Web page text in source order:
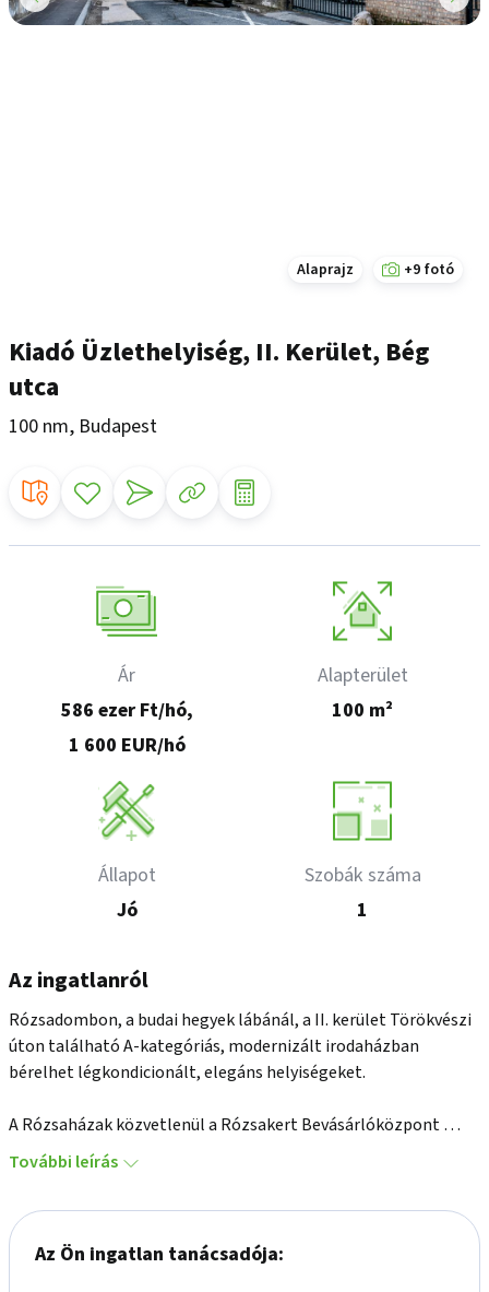
Alaprajz +9 fotó
Kiadó Üzlethelyiség, II. Kerület, Bég
utca
100 nm, Budapest
Ár
586 ezer Ft/hó,
1 600 EUR/hó
Alapterület
100 m²
Állapot
Jó
Szobák száma
1
Az ingatlanról
Rózsadombon, a budai hegyek lábánál, a II. kerület Törökvészi
úton található A-kategóriás, modernizált irodaházban
bérelhet légkondicionált, elegáns helyiségeket.
A Rózsaházak közvetlenül a Rózsakert Bevásárlóközpont
mellett helyezkedik el. Az 5 emeletes és földszintes, pincével
Az épület riasztórendszerrel, térfigyelő rendszerrel, kártyás
További leírás
Az Ön ingatlan tanácsadója: